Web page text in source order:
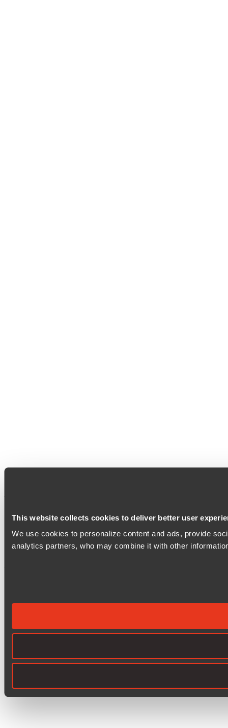
This website collects cookies to deliver better user
We use cookies to personalize content and ads, provide
analytics partners, who may combine it with other